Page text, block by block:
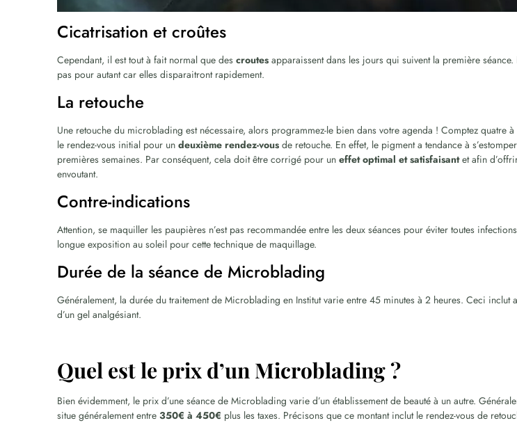
Cicatrisation et croûtes
Cependant, il est tout à fait normal que descroutes apparaissent dans les jours qui suivent la première
pas pour autant car elles disparaitront rapidement.
La retouche
Une retouche du microblading est nécessaire, alors programmez-le bien dans votre agenda ! Comptez quatre
le rendez-vous initial pour undeuxième rendez-vous de retouche. En effet, le pigment a tendance à
premières semaines. Par conséquent, cela doit être corrigé pour uneffet optimal et satisfaisantet afin
envoutant.
Contre-indications
Attention, se maquiller les paupières n’est pas recommandée entre les deux séances pour éviter toutes
longue exposition au soleil pour cette technique de maquillage.
Durée de la séance de Microblading
Généralement, la durée du traitement de Microblading en Institut varie entre 45 minutes à 2 heures. Ceci inclut
d’un gel analgésiant.
Quel est le prix d’un Microblading ?
Bien évidemment, le prix d’une séance de Microblading varie d’un établissement de beauté à un autre.
situe généralement entre350€ à 450€ plus les taxes. Précisons que ce montant inclut le rendez-vous de